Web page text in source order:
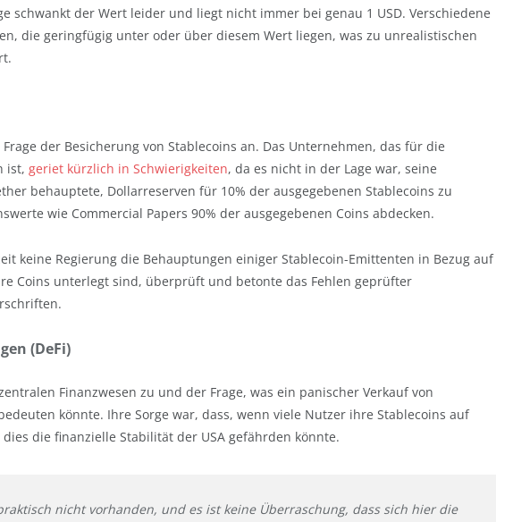
schwankt der Wert leider und liegt nicht immer bei genau 1 USD. Verschiedene
die geringfügig unter oder über diesem Wert liegen, was zu unrealistischen
der Besicherung von Stablecoins an. Das Unternehmen, das für die
ist, geriet kürzlich in Schwierigkeiten, da es nicht in der Lage war, seine
behauptete, Dollarreserven für 10% der ausgegebenen Stablecoins zu
wie Commercial Papers 90% der ausgegebenen Coins abdecken.
keine Regierung die Behauptungen einiger Stablecoin-Emittenten in Bezug auf
Coins unterlegt sind, überprüft und betonte das Fehlen geprüfter
(DeFi)
Finanzwesen zu und der Frage, was ein panischer Verkauf von
könnte. Ihre Sorge war, dass, wenn viele Nutzer ihre Stablecoins auf
die finanzielle Stabilität der USA gefährden könnte.
nicht vorhanden, und es ist keine Überraschung, dass sich hier die